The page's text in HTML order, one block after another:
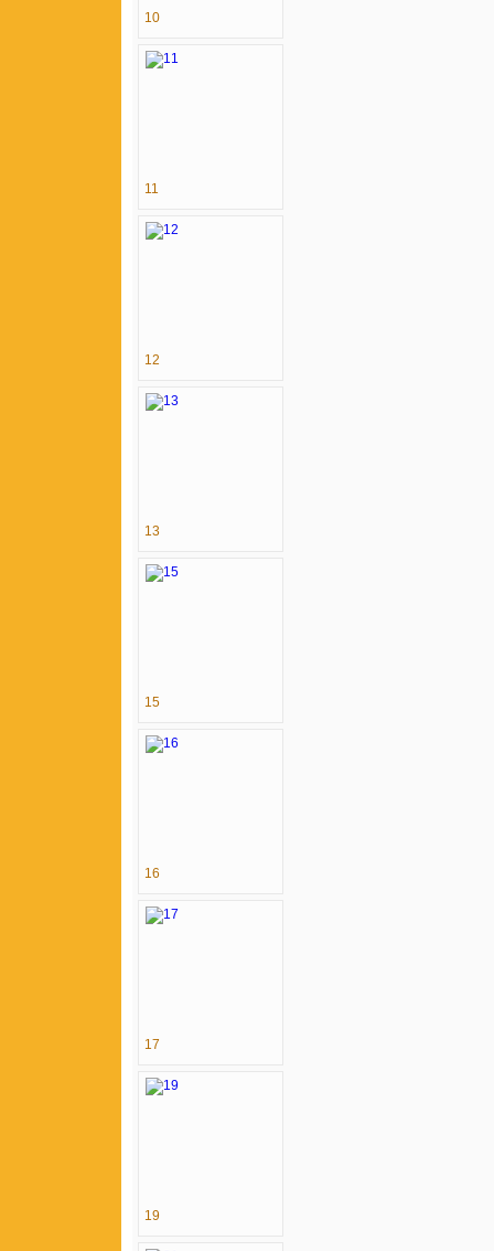
10
11
12
13
15
16
17
19